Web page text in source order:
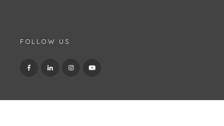
FOLLOW US